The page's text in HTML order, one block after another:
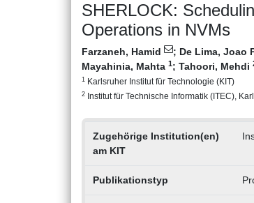
SHERLOCK:
Operations in NVMs
Farzaneh, Hamid ; De Lima, Joao
Mayahinia, Mahta 1; Tahoori, Mehdi
1 Karlsruher Institut für Technologie (KIT)
2 Institut für Technische Informatik (ITEC),
Zugehörige Institution(en)
am KIT
Publikationstyp